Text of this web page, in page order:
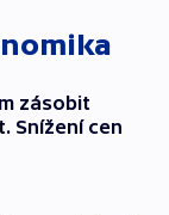
zásobit
Snížení cen